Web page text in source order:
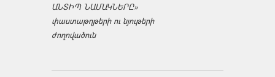
ԱՆՏԻՊ ՆԱՄԱԿՆԵՐԸ»
փաստաթղթերի ու նյութերի
ժողովածուն